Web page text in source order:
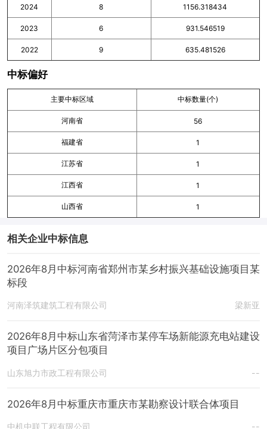
2024 8 1156.318434
2023 6 931.546519
2022 9 635.481526
中标偏好
主要中标区域 中标数量(个)
河南省 56
福建省 1
江苏省 1
江西省 1
山西省 1
相关企业中标信息
2026年8月中标河南省郑州市某乡村振兴基础设施项目某
标段
河南泽筑建筑工程有限公司 梁新亚
2026年8月中标山东省菏泽市某停车场新能源充电站建设
项目广场片区分包项目
山东旭力市政工程有限公司 --
2026年8月中标重庆市重庆市某勘察设计联合体项目
中机中联工程有限公司 --